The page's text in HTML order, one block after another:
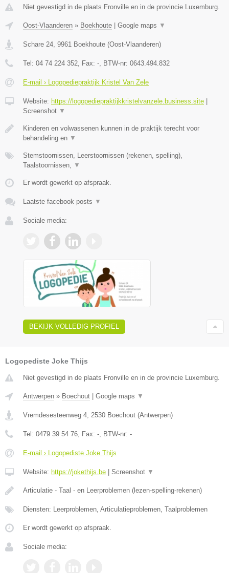
Niet gevestigd in de plaats Fronville en in de provincie Luxemburg.
Oost-Vlaanderen » Boekhoute | Google maps ▼
Schare 24 9961 Boekhoute (Oost-Vlaanderen)
Tel: 04 74 224 352 , Fax: - , BTW-nr: 0643.494.832
E-mail › Logopediepraktijk Kristel Van Zele
Website: https://logopediepraktijkkristelvanzele.business.site |
Screenshot ▼
Kinderen en volwassenen kunnen in de praktijk terecht voor
behandeling en ▼
Stemstoornissen, Leerstoornissen (rekenen, spelling),
Taalstoornissen,
▼
Er wordt gewerkt op afspraak.
Laatste facebook posts ▼
Sociale media:
BEKIJK VOLLEDIG PROFIEL
Logopediste Joke Thijs
Niet gevestigd in de plaats Fronville en in de provincie Luxemburg.
Antwerpen » Boechout Google maps ▼
Vremdesesteenweg 4 2530 Boechout (Antwerpen)
Tel: 0479 39 54 76 , Fax: - , BTW-nr: -
E-mail › Logopediste Joke Thijs
Website: https://jokethijs.be Screenshot ▼
Articulatie - Taal - en Leerproblemen (lezen-spelling-rekenen)
Diensten: Leerproblemen, Articulatieproblemen, Taalproblemen
Er wordt gewerkt op afspraak.
Sociale media: